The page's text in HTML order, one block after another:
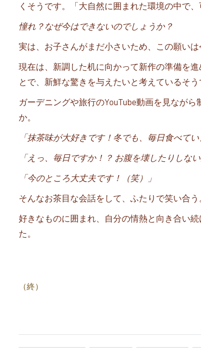
くそうです。「大自然に囲まれた環境の中で
憧れ？なぜ今はできないのでしょうか？
実は、お子さんがまだ小さいため、この願い
現在は、新調した机に向かって新作の準備を
とで、新鮮な驚きを与えたいと考えているそう
ガーデニングや旅行のYouTube動画を見ながら
か。
「抹茶味が大好きです！冬でも、毎日食べてい
「えっ、毎日ですか！？ お腹を壊したりしな
「今のところ大丈夫です！（笑）」
そんなお茶目な会話をして、ふたりで笑い合う
好きなものに囲まれ、自分の情熱と向き合い
た。
（終）